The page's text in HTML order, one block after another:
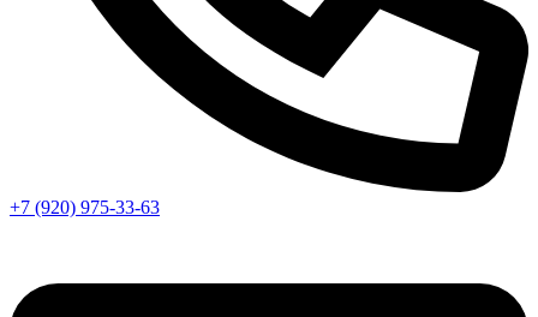
+7 (920) 975-33-63